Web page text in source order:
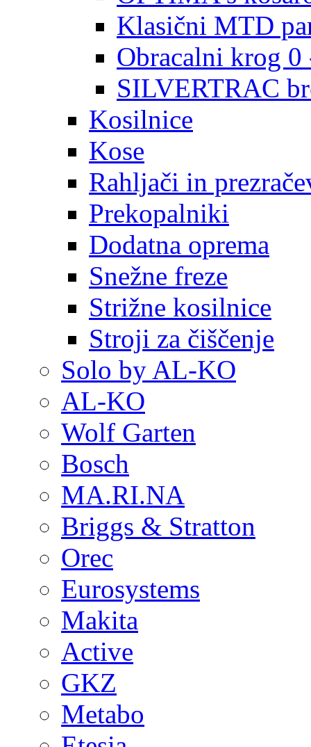
Klasični MTD
Obracalni krog
SILVERTRAC
Kosilnice
Kose
Rahljači in
Prekopalniki
Dodatna oprema
Snežne freze
Strižne kosilnice
Stroji za čiščenje
Solo by AL-KO
AL-KO
Wolf Garten
Bosch
MA.RI.NA
Briggs & Stratton
Orec
Eurosystems
Makita
Active
GKZ
Metabo